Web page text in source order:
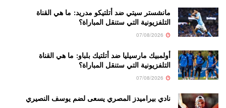
مانشستر سيتي ضد أتلتيكو مدريد: ما هي القناة
التلفزيونية التي ستنقل المباراة؟
أولمبيك مارسيليا ضد أتلتيك بلباو: ما هي القناة
التلفزيونية التي ستنقل المباراة؟
نادي بيراميدز المصري يسعى لضم يوسف النصيري